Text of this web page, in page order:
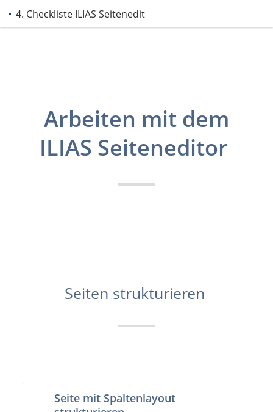
4. Checkliste ILIAS Seiteneditor
Arbeiten mit dem
ILIAS Seiteneditor
Seiten strukturieren
Seite mit Spaltenlayout